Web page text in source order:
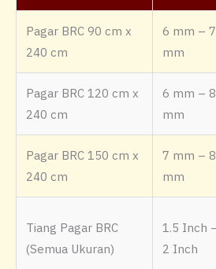
Pagar BRC 90 cm x
240 cm
6 mm – 7
mm
Pagar BRC 120 cm x
240 cm
6 mm – 8
mm
Pagar BRC 150 cm x
240 cm
7 mm – 8
mm
Tiang Pagar BRC
(Semua Ukuran)
1.5 Inch
2 Inch